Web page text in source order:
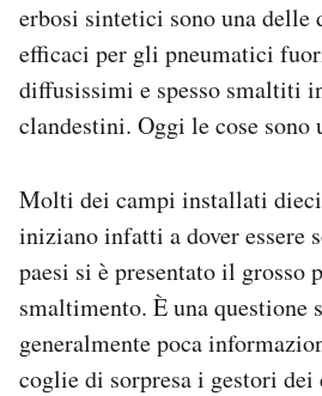
erbosi sintetici sono una delle
efficaci per gli pneumatici
diffusissimi e spesso smaltiti
clandestini. Oggi le cose sono
Molti dei campi installati
iniziano infatti a dover essere
paesi si è presentato il grosso
smaltimento. È una questione
generalmente poca
coglie di sorpresa i gestori